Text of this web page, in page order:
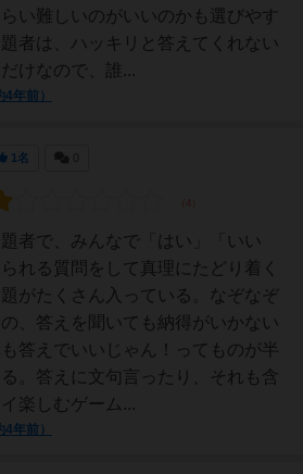
い難しいのがいいのかも選びやす
者は、ハッキリと答えてくれない
けなので、誰...
年前）
1名
者で、みんなで「はい」「いい
れる質問をして真理にたどり着く
がたくさん入っている。なぞなぞ
、答えを聞いても納得がいかない
答えでいいじゃん！ってものが半
。答えに文句言ったり、それも含
楽しむゲーム...
年前）